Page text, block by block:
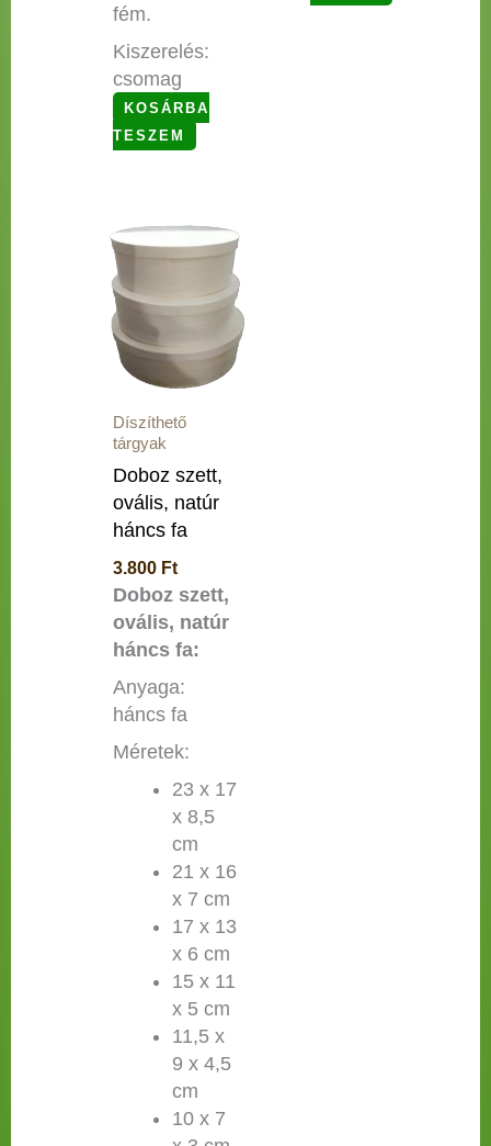
fém.
Kiszerelés:
csomag
KOSÁRBA
TESZEM
Díszíthető
tárgyak
Doboz szett,
ovális, natúr
háncs fa
3.800 Ft
Doboz szett,
ovális, natúr
háncs fa:
Anyaga:
háncs fa
Méretek:
23 x 17
x 8,5
cm
21 x 16
x 7 cm
17 x 13
x 6 cm
15 x 11
x 5 cm
11,5 x
9 x 4,5
cm
10 x 7